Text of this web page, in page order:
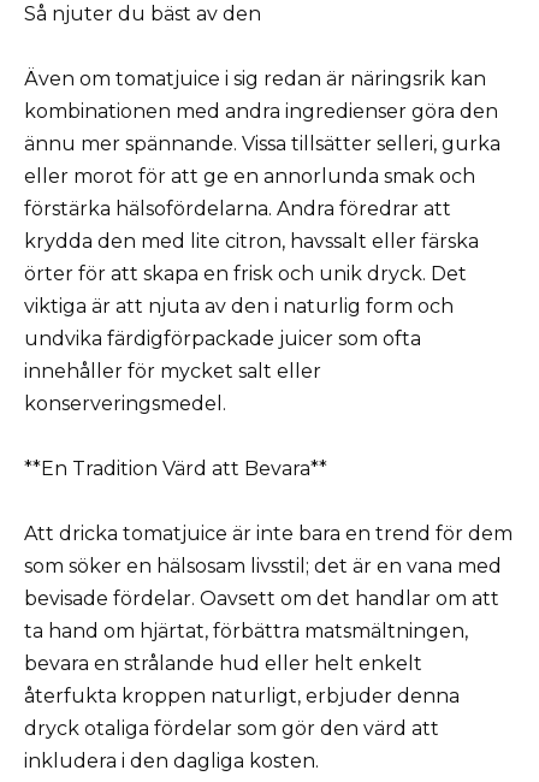
Så njuter du bäst av den
Även om tomatjuice i sig redan är näringsrik kan
kombinationen med andra ingredienser göra den
ännu mer spännande. Vissa tillsätter selleri, gurka
eller morot för att ge en annorlunda smak och
förstärka hälsofördelarna. Andra föredrar att
krydda den med lite citron, havssalt eller färska
örter för att skapa en frisk och unik dryck. Det
viktiga är att njuta av den i naturlig form och
undvika färdigförpackade juicer som ofta
innehåller för mycket salt eller
konserveringsmedel.
**En Tradition Värd att Bevara**
Att dricka tomatjuice är inte bara en trend för dem
som söker en hälsosam livsstil; det är en vana med
bevisade fördelar. Oavsett om det handlar om att
ta hand om hjärtat, förbättra matsmältningen,
bevara en strålande hud eller helt enkelt
återfukta kroppen naturligt, erbjuder denna
dryck otaliga fördelar som gör den värd att
inkludera i den dagliga kosten.